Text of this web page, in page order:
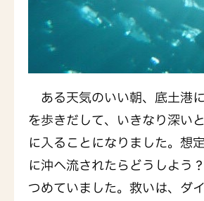
ある天気のいい朝、底土港
を歩きだして、いきなり深い
に入ることになりました。想
に沖へ流されたらどうしよう
つめていました。救いは、ダ